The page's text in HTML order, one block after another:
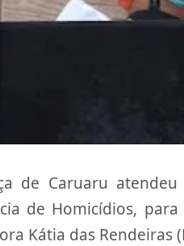
de Caruaru
de Homicídios,
Kátia das Rendeiras